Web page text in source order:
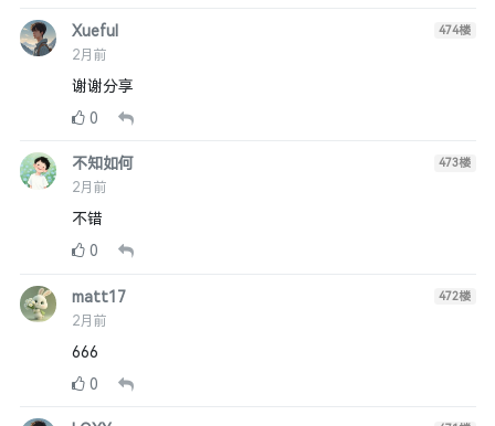
Xueful
2月前
474楼
谢谢分享
0
不知如何
2月前
473楼
不错
0
matt17
2月前
472楼
666
0